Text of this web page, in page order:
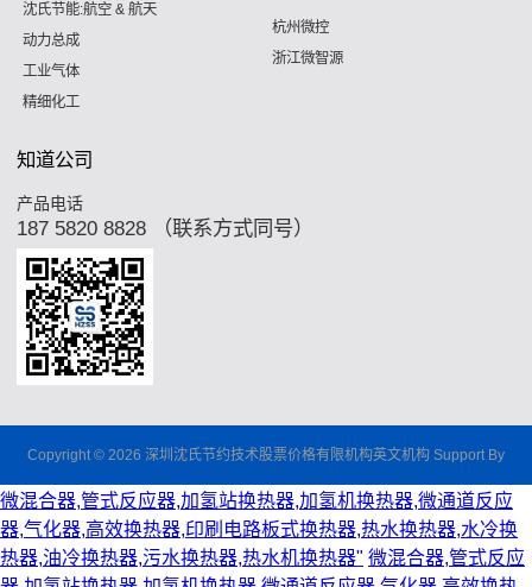
沈氏节能:航空 & 航天
动力总成
工业气体
精细化工
杭州微控
浙江微智源
知道公司
产品电话
187 5820 8828 （联系方式同号）
Copyright © 2026 深圳沈氏节约技术股票价格有限机构英文机构 Support By
微混合器,管式反应器,加氢站换热器,加氢机换热器,微通道反应
器,气化器,高效换热器,印刷电路板式换热器,热水换热器,水冷换
热器,油冷换热器,污水换热器,热水机换热器" 微混合器,管式反应